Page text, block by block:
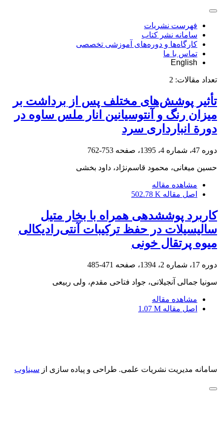
فهرست نشریات
سامانه نشر کتاب
کارگاه‌ها و دوره‌های آموزشی تخصصی
تماس با ما
English
تعداد مقالات: 2
تأثیر پوشش‌های مختلف پس از برداشت بر
میزان رنگ و آنتوسیانین انار ملس ساوه در
دورة انبارداری سرد
دوره 47، شماره 4، 1395، صفحه 753-762
حسین میغانی، محمود قاسم‌نژاد، داود بخشی
مشاهده مقاله
اصل مقاله 502.78 K
کاربرد پوشش‏دهی همراه با بخار متیل‏
سالیسیلات‏ در حفظ ترکیبات آنتی‌رادیکالی
میوه پرتقال خونی
دوره 17، شماره 2، 1394، صفحه 471-485
سونیا جمالی آنجیلانی، جواد فتاحی مقدم، ولی ربیعی
مشاهده مقاله
اصل مقاله 1.07 M
سامانه مدیریت نشریات علمی. طراحی و پیاده سازی از سیناوب